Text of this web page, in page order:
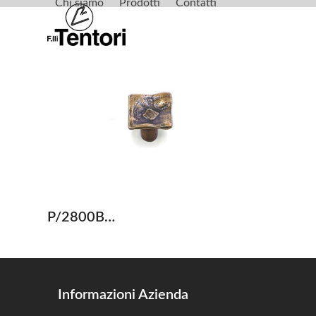
Skip
Chi siamo Prodotti Contatti
P/2800B…
Informazioni Azienda